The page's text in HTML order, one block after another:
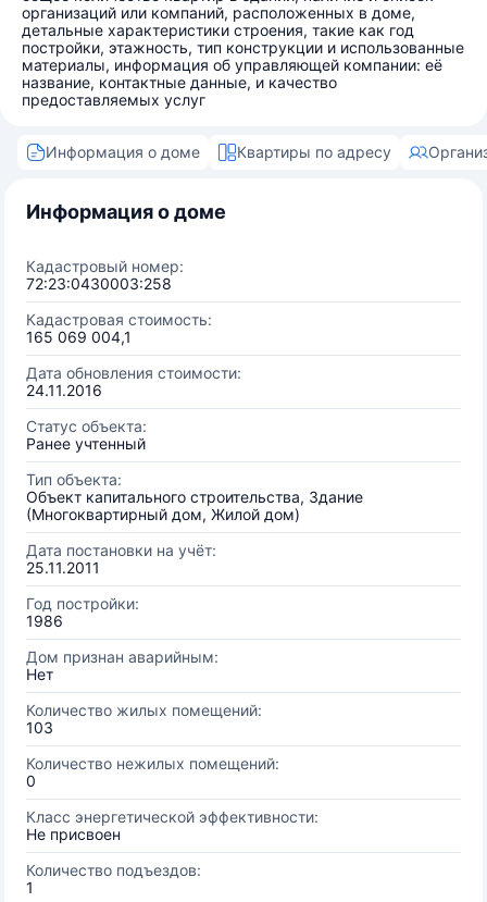
организаций или компаний, расположенных в доме,
детальные характеристики строения, такие как год
постройки, этажность, тип конструкции и использованные
материалы, информация об управляющей компании: её
название, контактные данные, и качество
предоставляемых услуг
Информация о доме Квартиры по адресу
Информация о доме
Кадастровый номер:
72:23:0430003:258
Кадастровая стоимость:
165 069 004,1
Дата обновления стоимости:
24.11.2016
Статус объекта:
Ранее учтенный
Тип объекта:
Объект капитального строительства, Здание
(Многоквартирный дом, Жилой дом)
Дата постановки на учёт:
25.11.2011
Год постройки:
1986
Дом признан аварийным:
Нет
Количество жилых помещений:
103
Количество нежилых помещений:
0
Класс энергетической эффективности:
Не присвоен
Количество подъездов:
1